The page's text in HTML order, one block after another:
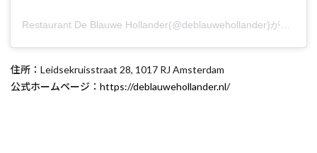
住所：Leidsekruisstraat 28, 1017 RJ Amsterdam
公式ホームページ： https://deblauwehollander.nl/